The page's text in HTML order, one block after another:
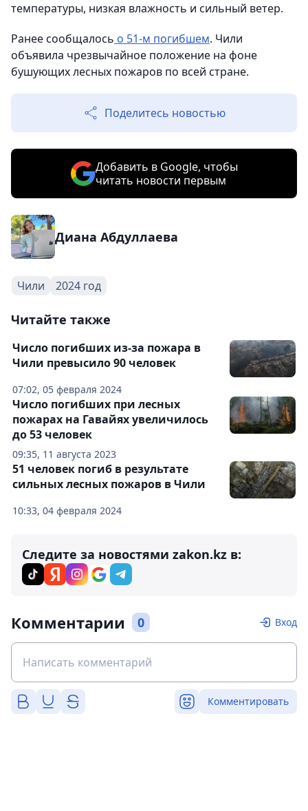
температуры, низкая влажность и сильный ветер.
Ранее сообщалось о 51-м погибшем. Чили
объявила чрезвычайное положение на фоне
бушующих лесных пожаров по всей стране.
Поделитесь новостью
Добавить в Google, чтобы
читать новости первым
Диана Абдуллаева
Чили 2024 год
Читайте также
07:02, 05 февраля 2024
Число погибших из-за пожара в
Чили превысило 90 человек
09:35, 11 августа 2023
Число погибших при лесных
пожарах на Гавайях увеличилось
до 53 человек
10:33, 04 февраля 2024
51 человек погиб в результате
сильных лесных пожаров в Чили
Следите за новостями zakon.kz в:
Комментарии 0 Вход
Комментировать